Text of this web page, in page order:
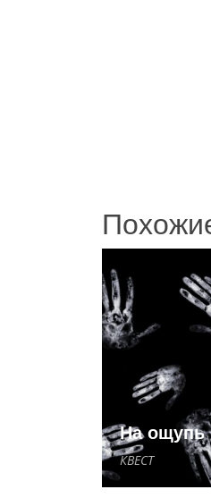
На ощупь
КВЕСТ